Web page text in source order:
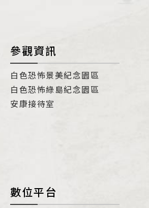
參觀資訊
白色恐怖景美紀念園區
白色恐怖綠島紀念園區
安康接待室
數位平台